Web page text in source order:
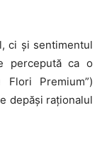
ci și sentimentul
percepută ca o
Premium”)
depăși raționalul